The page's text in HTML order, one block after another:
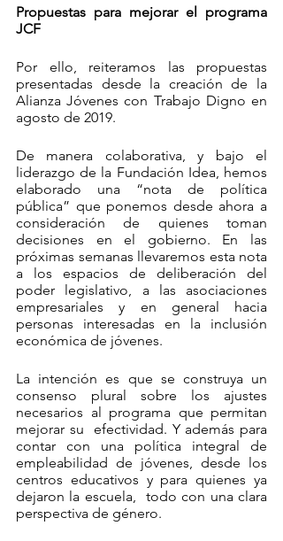
Propuestas para mejorar el programa
JCF
Por ello, reiteramos las propuestas
presentadas desde la creación de la
Alianza Jóvenes con Trabajo Digno en
agosto de 2019.
De manera colaborativa, y bajo el
liderazgo de la Fundación Idea, hemos
elaborado una “nota de política
pública” que ponemos desde ahora a
consideración de quienes toman
decisiones en el gobierno. En las
próximas semanas llevaremos esta nota
a los espacios de deliberación del
poder legislativo, a las asociaciones
empresariales y en general hacia
personas interesadas en la inclusión
económica de jóvenes.
La intención es que se construya un
consenso plural sobre los ajustes
necesarios al programa que permitan
mejorar su  efectividad. Y además para
contar con una política integral de
empleabilidad de jóvenes, desde los
centros educativos y para quienes ya
dejaron la escuela,  todo con una clara
perspectiva de género.